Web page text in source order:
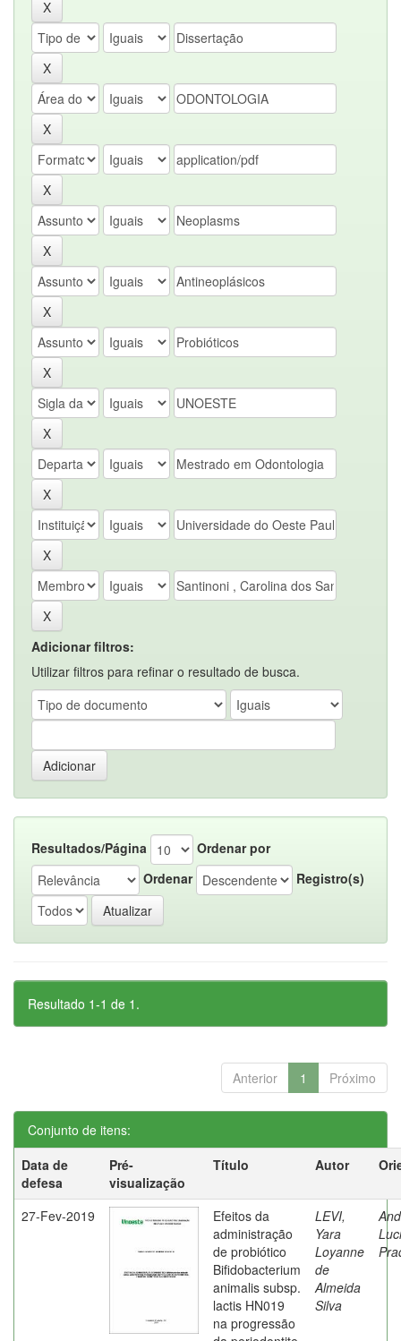
Adicionar filtros:
Utilizar filtros para refinar o resultado de busca.
Resultados/Página
Ordenar por
Ordenar
Registro(s)
Resultado 1-1 de 1.
Anterior 1 Próximo
Conjunto de itens:
Data de
defesa
Pré-
visualização
Título Autor
27-Fev-2019
Efeitos da
administração
de probiótico
Bifidobacterium
animalis subsp.
lactis HN019
na progressão
LEVI,
Yara
Loyanne
de
Almeida
Silva